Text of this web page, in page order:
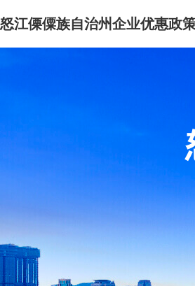
怒江傈僳族自治州企业优惠政